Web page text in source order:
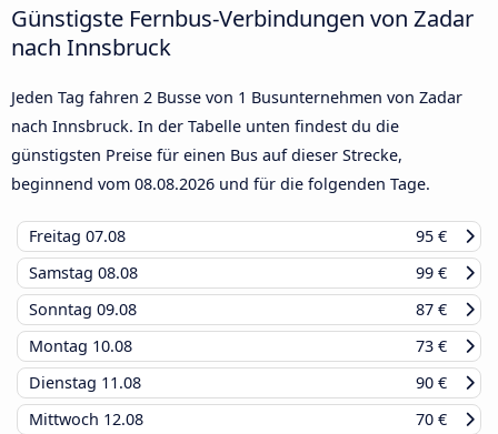
Günstigste Fernbus-Verbindungen von Zadar
nach Innsbruck
Jeden Tag fahren 2 Busse von 1 Busunternehmen von Zadar
nach Innsbruck. In der Tabelle unten findest du die
günstigsten Preise für einen Bus auf dieser Strecke,
beginnend vom 08.08.2026 und für die folgenden Tage.
Freitag 07.08
95 €
Samstag 08.08
99 €
Sonntag 09.08
87 €
Montag 10.08
73 €
Dienstag 11.08
90 €
Mittwoch 12.08
70 €